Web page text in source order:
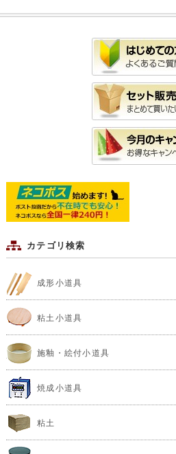
カテゴリ検索
成形小道具
粘土小道具
施釉・絵付小道具
焼成小道具
粘土